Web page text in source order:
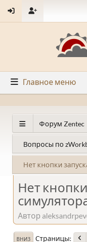
Главное меню
Форум Zentec
Вопросы по
Нет кнопки
Нет
Автор
ВНИЗ Страницы